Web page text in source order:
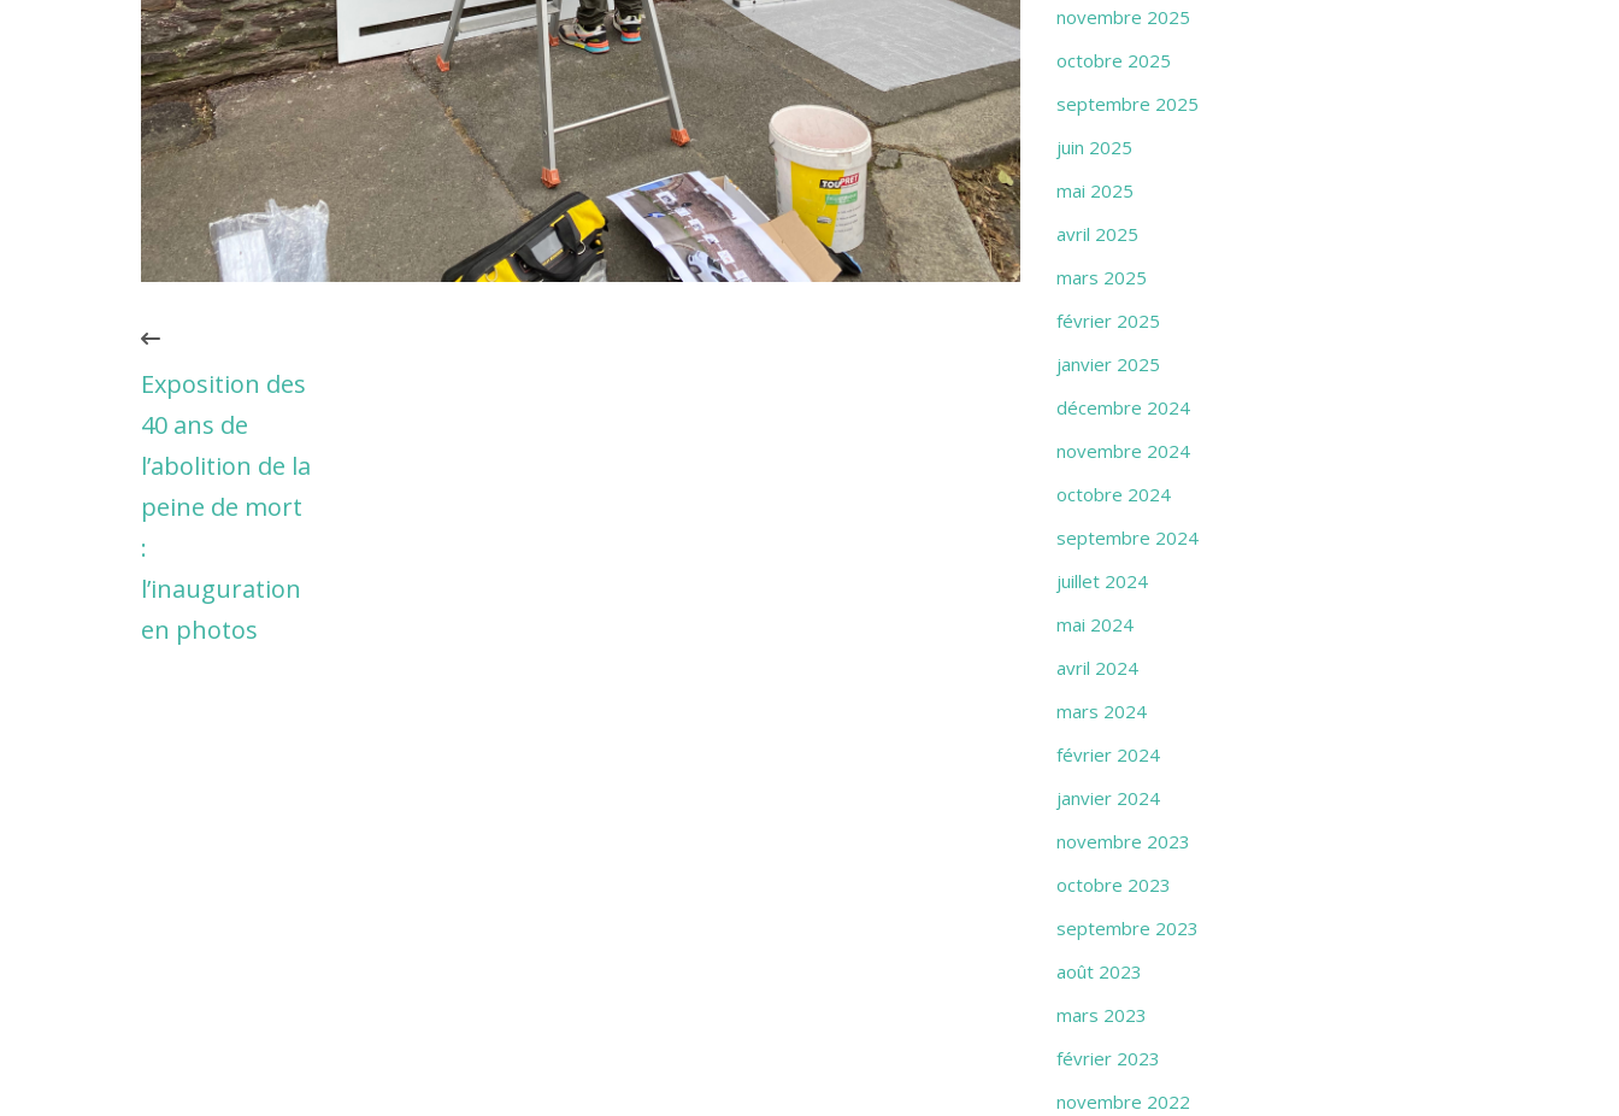
Exposition des
40 ans de
l’abolition de la
peine de mort
:
l’inauguration
en photos
novembre 2025
octobre 2025
septembre 2025
juin 2025
mai 2025
avril 2025
mars 2025
février 2025
janvier 2025
décembre 2024
novembre 2024
octobre 2024
septembre 2024
juillet 2024
mai 2024
avril 2024
mars 2024
février 2024
janvier 2024
novembre 2023
octobre 2023
septembre 2023
août 2023
mars 2023
février 2023
novembre 2022